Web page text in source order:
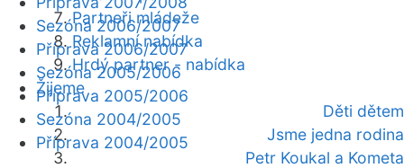
Partneři mládeže
Reklamní nabídka
Hrdý partner - nabídka
Žijeme
Děti dětem
Jsme jedna rodina
Petr Koukal a Kometa
Sezóna 2006/2007
Příprava 2006/2007
Sezóna 2005/2006
Příprava 2005/2006
Sezóna 2004/2005
Příprava 2004/2005